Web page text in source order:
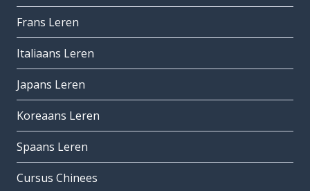
Frans Leren
Italiaans Leren
Japans Leren
Koreaans Leren
Spaans Leren
Cursus Chinees